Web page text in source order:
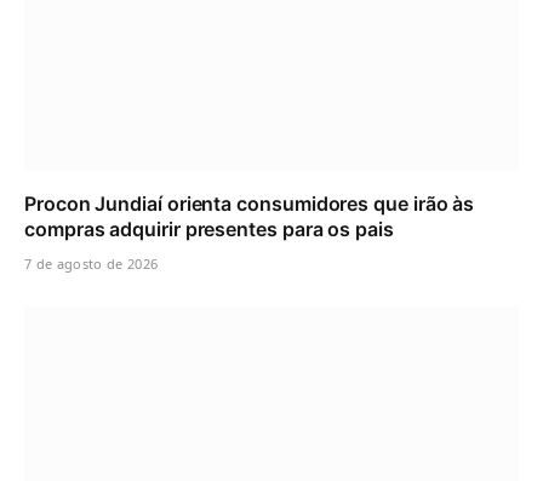
Procon Jundiaí orienta consumidores que irão às
compras adquirir presentes para os pais
7 de agosto de 2026